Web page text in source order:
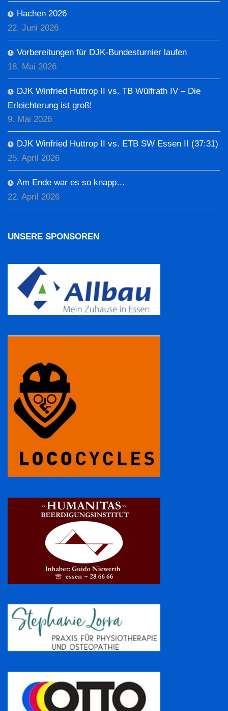
Hachen 2026
22. Juni 2026
Vorbereitungen für DJK-Bundesturnier laufen
18. Mai 2026
DJK Winfried Huttrop II vs. TB Wülfrath IV – Die
Erleichterung ist groß!
9. Mai 2026
DJK Winfried Huttrop II vs. ETB SW Essen II (37:31)
25. April 2026
Am Ende war es so knapp…
22. April 2026
UNSERE SPONSOREN